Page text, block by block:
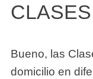
Bueno, las
domicilio en